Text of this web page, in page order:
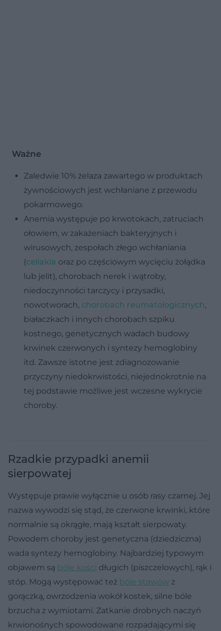
Ważne
Zaledwie 10% żelaza zawartego w produktach
żywnościowych jest wchłaniane z przewodu
pokarmowego.
Anemia występuje po krwotokach, zatruciach
ołowiem, w zakażeniach bakteryjnych i
wirusowych, zespołach złego wchłaniania
(celiakia oraz po częściowym wycięciu żołądka
lub jelit), chorobach nerek i wątroby,
niedoczynności tarczycy i przysadki,
nowotworach, chorobach reumatologicznych,
białaczkach i innych chorobach szpiku
kostnego, genetycznych wadach budowy
krwinek czerwonych i syntezy hemoglobiny
itd. Zawsze istotne jest zdiagnozowanie
przyczyny niedokrwistości, niejednokrotnie na
tej podstawie możliwe jest wczesne wykrycie
choroby.
Rzadkie przypadki anemii
sierpowatej
Występuje prawie wyłącznie u osób rasy czarnej. Jej
nazwa wywodzi się stąd, że czerwone krwinki, które
normalnie są okrągłe, mają kształt sierpowaty.
Powodem choroby jest genetyczna (dziedziczna)
wada syntezy hemoglobiny. Najbardziej typowym
objawem są bóle kości długich (piszczelowych), rąk i
stóp. Mogą występować też bóle stawów z
gorączką, owrzodzenia wokół kostek, silne bóle
brzucha z wymiotami. Zatkanie drobnych naczyń
krwionośnych spowodowane rozpadającymi się